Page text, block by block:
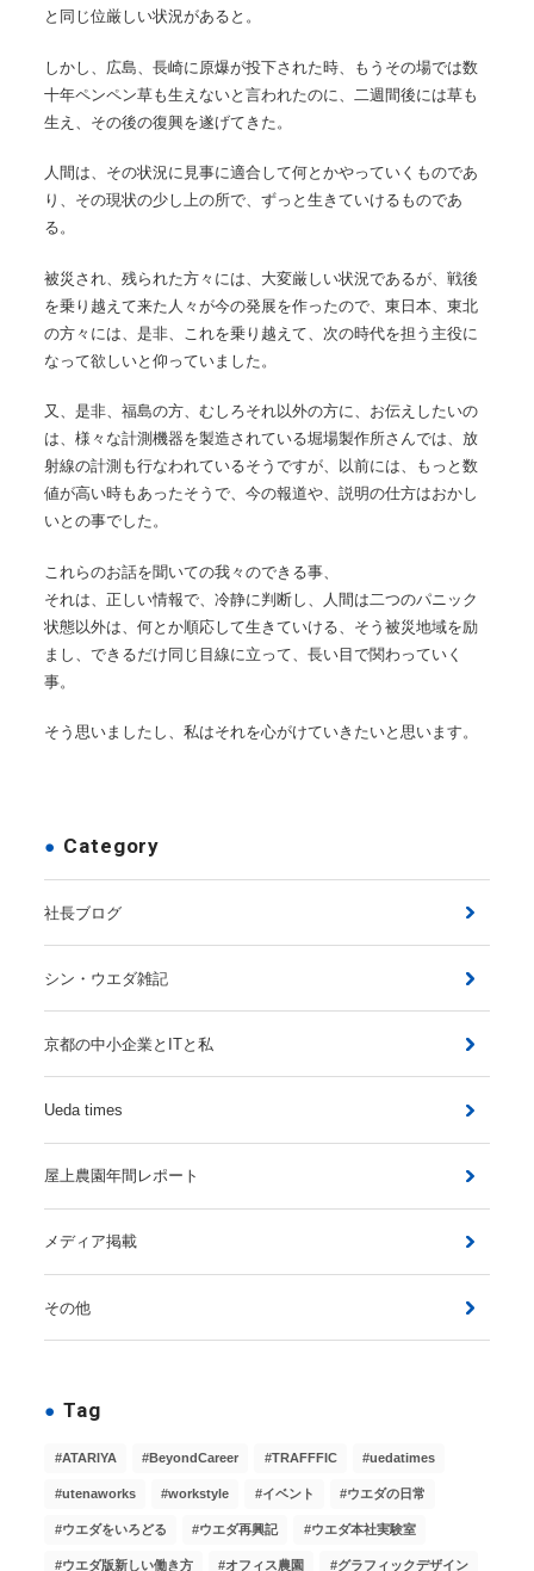
と同じ位厳しい状況があると。
しかし、広島、長崎に原爆が投下された時、もうその場では数
十年ペンペン草も生えないと言われたのに、二週間後には草も
生え、その後の復興を遂げてきた。
人間は、その状況に見事に適合して何とかやっていくものであ
り、その現状の少し上の所で、ずっと生きていけるものであ
る。
被災され、残られた方々には、大変厳しい状況であるが、戦後
を乗り越えて来た人々が今の発展を作ったので、東日本、東北
の方々には、是非、これを乗り越えて、次の時代を担う主役に
なって欲しいと仰っていました。
又、是非、福島の方、むしろそれ以外の方に、お伝えしたいの
は、様々な計測機器を製造されている堀場製作所さんでは、放
射線の計測も行なわれているそうですが、以前には、もっと数
値が高い時もあったそうで、今の報道や、説明の仕方はおかし
いとの事でした。
これらのお話を聞いての我々のできる事、
それは、正しい情報で、冷静に判断し、人間は二つのパニック
状態以外は、何とか順応して生きていける、そう被災地域を励
まし、できるだけ同じ目線に立って、長い目で関わっていく
事。
そう思いましたし、私はそれを心がけていきたいと思います。
Category
社長ブログ
シン・ウエダ雑記
京都の中小企業とITと私
Ueda times
屋上農園年間レポート
メディア掲載
その他
Tag
ATARIYA BeyondCareer TRAFFFIC uedatimes
utenaworks workstyle イベント ウエダの日常
ウエダをいろどる ウエダ再興記 ウエダ本社実験室
ウエダ版新しい働き方 オフィス農園 グラフィックデザイン